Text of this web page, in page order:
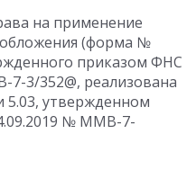
на применение
(форма №
приказом ФНС
3/352@, реализована
5.03, утвержденном
№ ММВ-7-